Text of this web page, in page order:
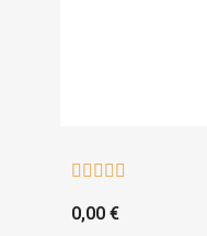
    
0,00 €